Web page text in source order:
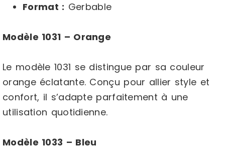
Format : Gerbable
Modèle 1031 – Orange
Le modèle 1031 se distingue par sa couleur
orange éclatante. Conçu pour allier style et
confort, il s’adapte parfaitement à une
utilisation quotidienne.
Modèle 1033 – Bleu